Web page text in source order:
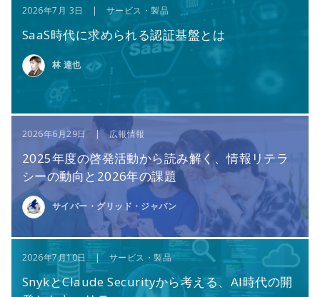
2026年7月 3日 | サービス・製品
SaaS時代に求められる認証基盤とは
林 達也
2026年6月29日 | 広報情報
2025年度の啓発活動から読み解く、情報リテラ
シーの動向と2026年の課題
サイバー・グリッド・ジャパン
2026年7月10日 | サービス・製品
SnykとClaude Securityから考える、AI時代の開